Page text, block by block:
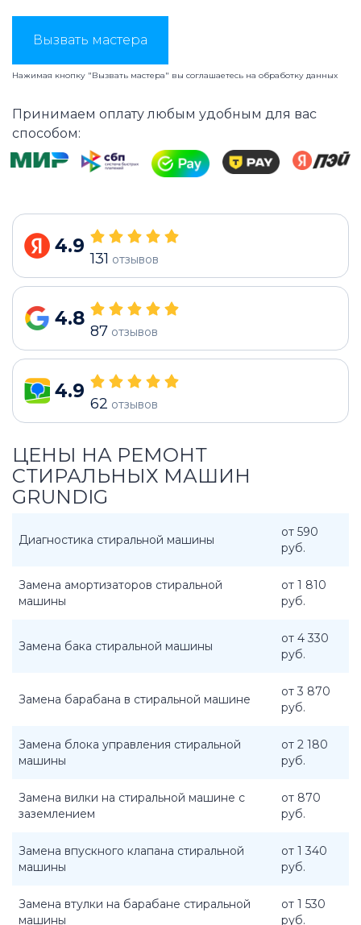
Вызвать мастера
Нажимая кнопку "Вызвать мастера" вы соглашаетесь на обработку данных
Принимаем оплату любым удобным для вас
способом:
4.9
131 отзывов
4.8
87 отзывов
4.9
62 отзывов
ЦЕНЫ НА РЕМОНТ
СТИРАЛЬНЫХ МАШИН
GRUNDIG
Диагностика стиральной машины
от 590
руб.
Замена амортизаторов стиральной
машины
от 1 810
руб.
Замена бака стиральной машины
от 4 330
руб.
Замена барабана в стиральной машине
от 3 870
руб.
Замена блока управления стиральной
машины
от 2 180
руб.
Замена вилки на стиральной машине с
заземлением
от 870
руб.
Замена впускного клапана стиральной
машины
от 1 340
руб.
Замена втулки на барабане стиральной
машины
от 1 530
руб.